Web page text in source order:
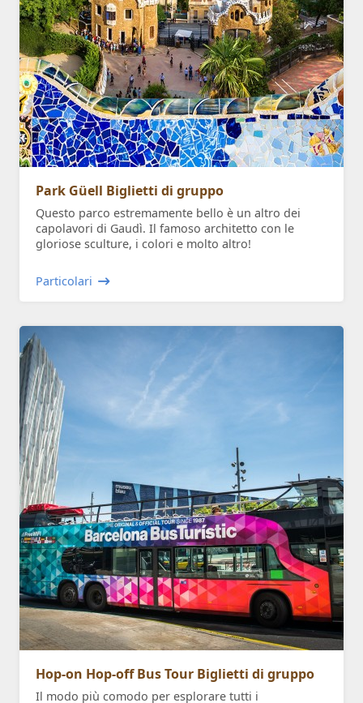
Park Güell Biglietti di gruppo
Questo parco estremamente bello è un altro dei
capolavori di Gaudì. Il famoso architetto con le
gloriose sculture, i colori e molto altro!
Particolari
Hop-on Hop-off Bus Tour Biglietti di gruppo
Il modo più comodo per esplorare tutti i